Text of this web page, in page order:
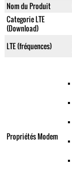
Nom du Produit
Categorie LTE
(Download)
LTE (fréquences)
Propriétés Modem